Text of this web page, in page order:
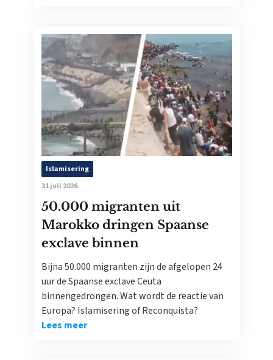
Islamisering
31 juli 2026
50.000 migranten uit
Marokko dringen Spaanse
exclave binnen
Bijna 50.000 migranten zijn de afgelopen 24
uur de Spaanse exclave Ceuta
binnengedrongen. Wat wordt de reactie van
Europa? Islamisering of Reconquista?
Lees meer